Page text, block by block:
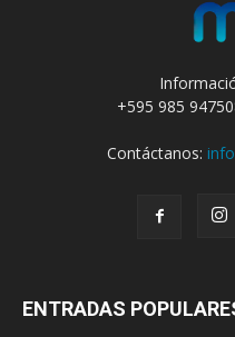
+595 985
Contáctanos:
ENTRADAS